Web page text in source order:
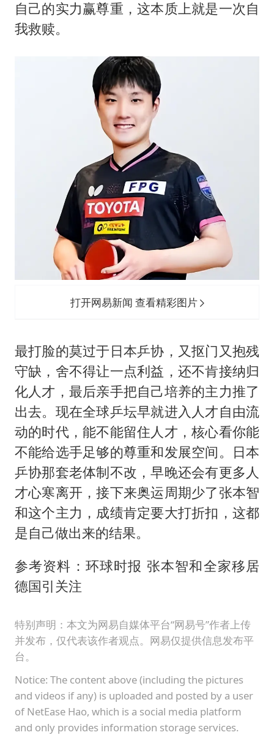
自己的实力赢尊重，这本质上就是一次自
我救赎。
打开网易新闻 查看精彩图片
最打脸的莫过于日本乒协，又抠门又抱残
守缺，舍不得让一点利益，还不肯接纳归
化人才，最后亲手把自己培养的主力推了
出去。现在全球乒坛早就进入人才自由流
动的时代，能不能留住人才，核心看你能
不能给选手足够的尊重和发展空间。日本
乒协那套老体制不改，早晚还会有更多人
才心寒离开，接下来奥运周期少了张本智
和这个主力，成绩肯定要大打折扣，这都
是自己做出来的结果。
参考资料：环球时报 张本智和全家移居
德国引关注
特别声明：本文为网易自媒体平台“网易号”作者上传
并发布，仅代表该作者观点。网易仅提供信息发布平
台。
Notice: The content above (including the pictures
and videos if any) is uploaded and posted by a user
of NetEase Hao, which is a social media platform
and only provides information storage services.